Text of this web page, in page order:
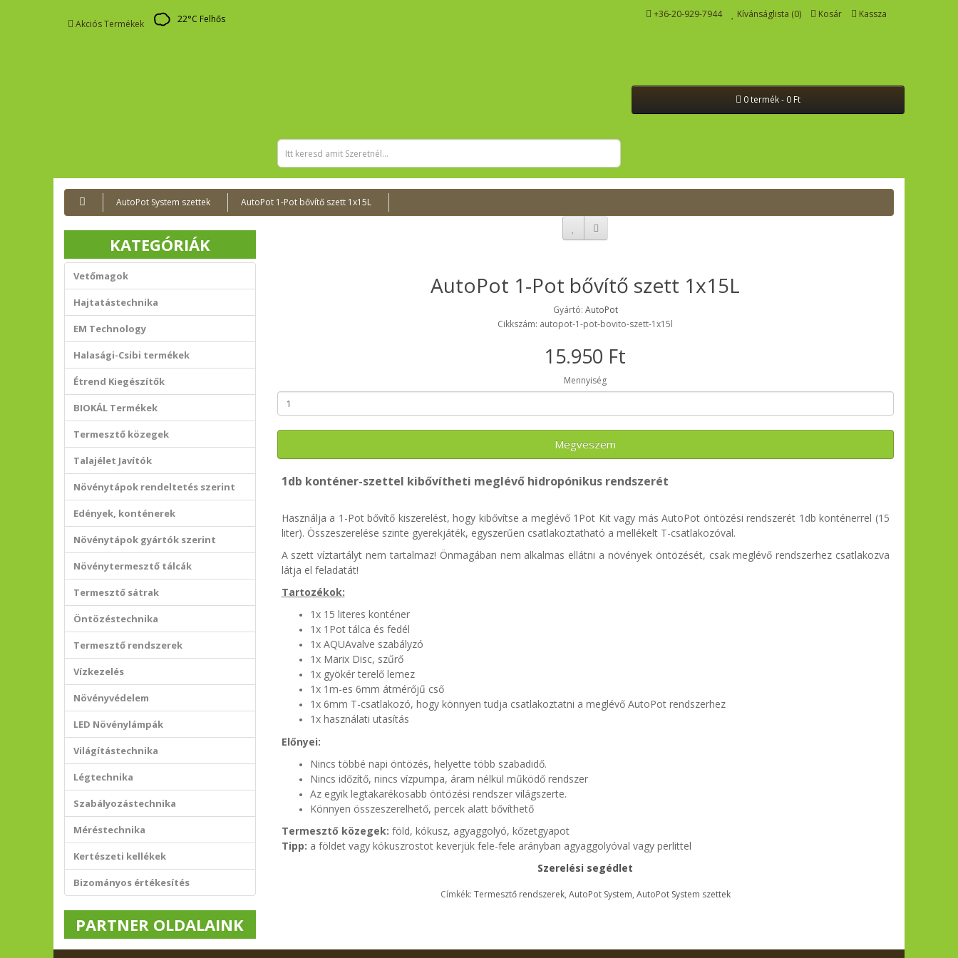
Akciós Termékek 22°C Felhős +36-20-929-7944 Kívánságlista (0) Kosár Kassza
0 termék - 0 Ft
AutoPot System szettek AutoPot 1-Pot bővítő szett 1x15L
KATEGÓRIÁK
Vetőmagok
Hajtatástechnika
EM Technology
Halasági-Csibi termékek
Étrend Kiegészítők
BIOKÁL Termékek
Termesztő közegek
Talajélet Javítók
Növénytápok rendeltetés szerint
Edények, konténerek
Növénytápok gyártók szerint
Növénytermesztő tálcák
Termesztő sátrak
Öntözéstechnika
Termesztő rendszerek
Vízkezelés
Növényvédelem
LED Növénylámpák
Világítástechnika
Légtechnika
Szabályozástechnika
Méréstechnika
Kertészeti kellékek
Bizományos értékesítés
PARTNER OLDALAINK
AutoPot 1-Pot bővítő szett 1x15L
Gyártó: AutoPot
Cikkszám: autopot-1-pot-bovito-szett-1x15l
15.950 Ft
Mennyiség
Megveszem
1db konténer-szettel kibővítheti meglévő hidropónikus rendszerét
Használja a 1-Pot bővítő kiszerelést, hogy kibővítse a meglévő 1Pot Kit vagy más AutoPot öntözési rendszerét 1db konténerrel (15
liter). Összeszerelése szinte gyerekjáték, egyszerűen csatlakoztatható a mellékelt T-csatlakozóval.
A szett víztartályt nem tartalmaz! Önmagában nem alkalmas ellátni a növények öntözését, csak meglévő rendszerhez csatlakozva
látja el feladatát!
Tartozékok:
1x 15 literes konténer
1x 1Pot tálca és fedél
1x AQUAvalve szabályzó
1x Marix Disc, szűrő
1x gyökér terelő lemez
1x 1m-es 6mm átmérőjű cső
1x 6mm T-csatlakozó, hogy könnyen tudja csatlakoztatni a meglévő AutoPot rendszerhez
1x használati utasítás
Előnyei:
Nincs többé napi öntözés, helyette több szabadidő.
Nincs időzítő, nincs vízpumpa, áram nélkül működő rendszer
Az egyik legtakarékosabb öntözési rendszer világszerte.
Könnyen összeszerelhető, percek alatt bővíthető
Termesztő közegek: föld, kókusz, agyaggolyó, kőzetgyapot
Tipp: a földet vagy kókuszrostot keverjük fele-fele arányban agyaggolyóval vagy perlittel
Szerelési segédlet
Címkék: Termesztő rendszerek, AutoPot System, AutoPot System szettek